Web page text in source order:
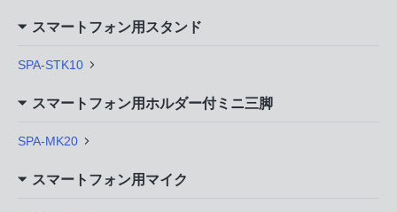
スマートフォン用スタンド
SPA-STK10
スマートフォン用ホルダー付ミニ三脚
SPA-MK20
スマートフォン用マイク